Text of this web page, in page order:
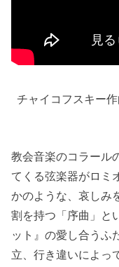
チャイコフスキー
教会音楽のコラール
てくる弦楽器がロミ
かのような、哀しみ
割を持つ「序曲」と
ット』の愛し合うふ
立、行き違いによっ